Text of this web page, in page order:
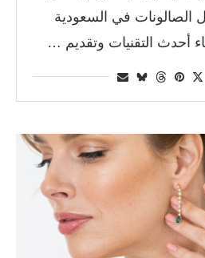
الصالونات في السعودية
أحدث التقنيات وتقديم …